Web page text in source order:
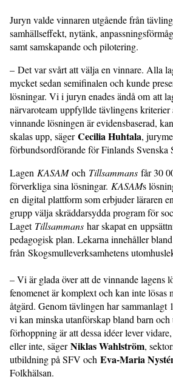
Juryn valde vinnaren utgående från
samhällseffekt, nytänk,
samt samskapande och pilotering.
– Det var svårt att välja en vinnare. Alla
mycket sedan semifinalen och kunde
lösningar. Vi i juryn enades ändå om att
närvaroteam uppfyllde tävlingens kriterier
vinnande lösningen är evidensbaserad,
skalas upp, sägerCecilia Huhtala,
förbundsordförande för Finlands Svenska
Lagen KASAMoch Tillsammans får 30
förverkliga sina lösningar. KASAMs
en digital plattform som erbjuder läraren
grupp välja skräddarsydda program för
Laget Tillsammans har skapat en
pedagogisk plan. Lekarna innehåller
från Skogsmulleverksamhetens
– Vi är glada över att de vinnande lagens
fenomenet är komplext och kan inte lösas
åtgärd. Genom tävlingen har sammanlagt
vi kan minska utanförskap bland barn och
förhoppning är att dessa idéer lever
eller inte, sägerNiklas Wahlström,
utbildning på SFV och Eva-Maria
Folkhälsan.